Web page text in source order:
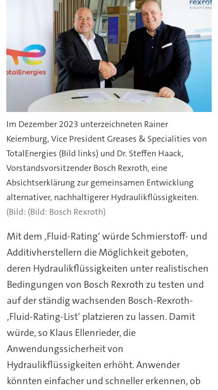
Im Dezember 2023 unterzeichneten Rainer
Keiemburg, Vice President Greases & Specialities von
TotalEnergies (Bild links) und Dr. Steffen Haack,
Vorstandsvorsitzender Bosch Rexroth, eine
Absichtserklärung zur gemeinsamen Entwicklung
alternativer, nachhaltigerer Hydraulikflüssigkeiten.
(Bild: Bosch Rexroth)
Mit dem ‚Fluid-Rating‘ würde Schmierstoff- und
Additivherstellern die Möglichkeit geboten,
deren Hydraulikflüssigkeiten unter realistischen
Bedingungen von Bosch Rexroth zu testen und
auf der ständig wachsenden Bosch-Rexroth-
‚Fluid-Rating-List‘ platzieren zu lassen. Damit
würde, so Klaus Ellenrieder, die
Anwendungssicherheit von
Hydraulikflüssigkeiten erhöht. Anwender
könnten einfacher und schneller erkennen, ob